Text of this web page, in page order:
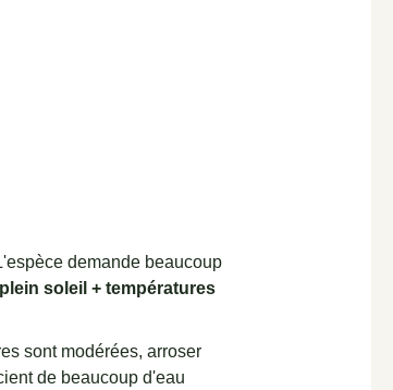
demande beaucoup
plein soleil + températures
sont modérées, arroser
de beaucoup d'eau